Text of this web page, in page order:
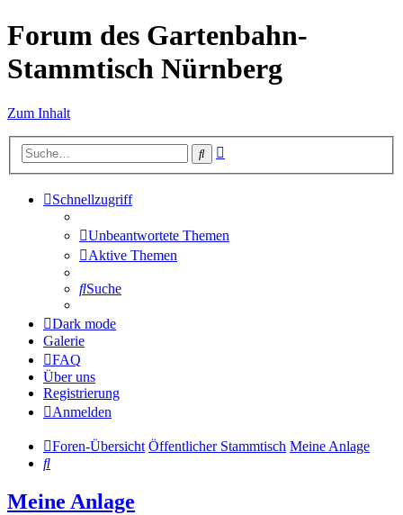
Forum des Gartenbahn-
Stammtisch Nürnberg
Zum Inhalt
Suche
Schnellzugriff
Unbeantwortete Themen
Aktive Themen
Suche
Dark mode
Galerie
FAQ
Über uns
Registrierung
Anmelden
Foren-Übersicht Öffentlicher Stammtisch Meine Anlage
Suche
Meine Anlage